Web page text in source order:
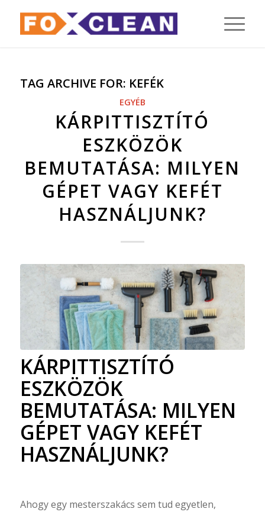
TAG ARCHIVE FOR: KEFÉK
EGYÉB
KÁRPITTISZTÍTÓ
ESZKÖZÖK
BEMUTATÁSA: MILYEN
GÉPET VAGY KEFÉT
HASZNÁLJUNK?
KÁRPITTISZTÍTÓ
ESZKÖZÖK
BEMUTATÁSA: MILYEN
GÉPET VAGY KEFÉT
HASZNÁLJUNK?
Ahogy egy mesterszakács sem tud egyetlen,